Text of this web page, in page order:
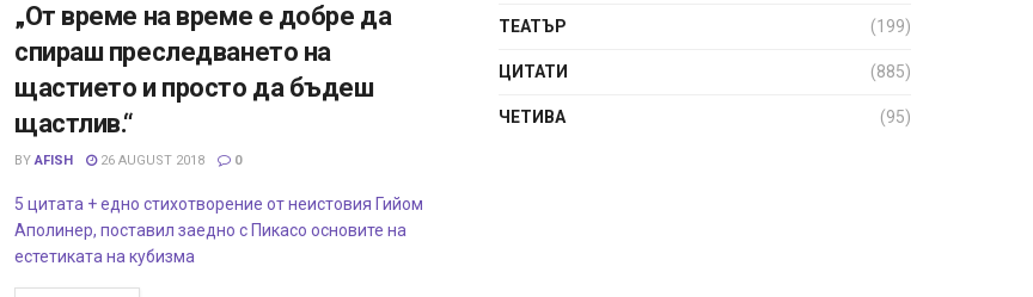
„От време на време е добре да
спираш преследването на
щастието и просто да бъдеш
щастлив.“
BY AFISH 26 AUGUST 2018 0
5 цитата + едно стихотворение от неистовия Гийом
Аполинер, поставил заедно с Пикасо основите на
естетиката на кубизма
ТЕАТЪР (199)
ЦИТАТИ (885)
ЧЕТИВА (95)